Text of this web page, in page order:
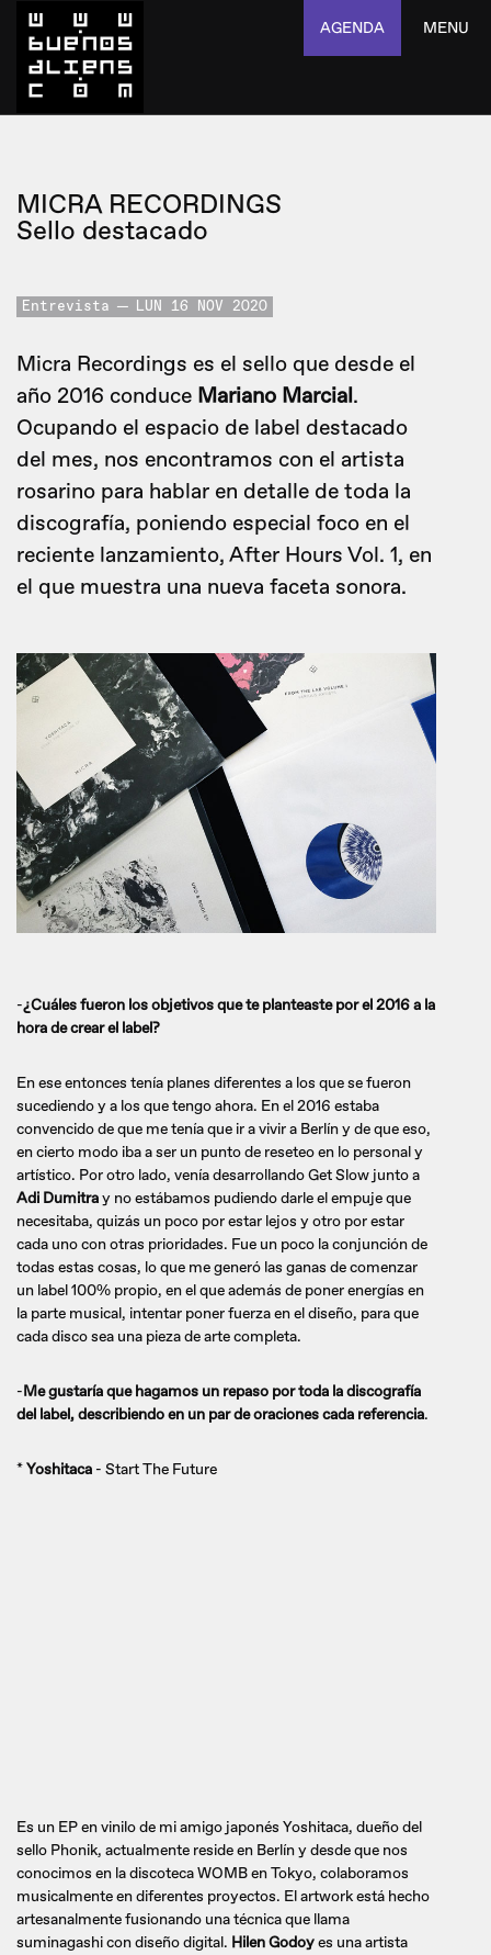
AGENDA MENU
MICRA RECORDINGS
Sello destacado
Entrevista LUN 16 NOV 2020
Micra Recordings es el sello que desde el
año 2016 conduce Mariano Marcial.
Ocupando el espacio de label destacado
del mes, nos encontramos con el artista
rosarino para hablar en detalle de toda la
discografía, poniendo especial foco en el
reciente lanzamiento, After Hours Vol. 1, en
el que muestra una nueva faceta sonora.
-¿Cuáles fueron los objetivos que te planteaste por el 2016 a la
hora de crear el label?
En ese entonces tenía planes diferentes a los que se fueron
sucediendo y a los que tengo ahora. En el 2016 estaba
convencido de que me tenía que ir a vivir a Berlín y de que eso,
en cierto modo iba a ser un punto de reseteo en lo personal y
artístico. Por otro lado, venía desarrollando Get Slow junto a
Adi Dumitray no estábamos pudiendo darle el empuje que
necesitaba, quizás un poco por estar lejos y otro por estar
cada uno con otras prioridades. Fue un poco la conjunción de
todas estas cosas, lo que me generó las ganas de comenzar
un label 100% propio, en el que además de poner energías en
la parte musical, intentar poner fuerza en el diseño, para que
cada disco sea una pieza de arte completa.
-Me gustaría que hagamos un repaso por toda la discografía
del label, describiendo en un par de oraciones cada referencia.
*Yoshitaca - Start The Future
Es un EP en vinilo de mi amigo japonés Yoshitaca, dueño del
sello Phonik, actualmente reside en Berlín y desde que nos
conocimos en la discoteca WOMB en Tokyo, colaboramos
musicalmente en diferentes proyectos. El artwork está hecho
artesanalmente fusionando una técnica que llama
suminagashi con diseño digital. Hilen Godoyes una artista